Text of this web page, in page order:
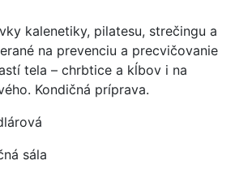
kalenetiky, pilatesu, strečingu a
na prevenciu a precvičovanie
tela – chrbtice a kĺbov i na
Kondičná príprava.
sála